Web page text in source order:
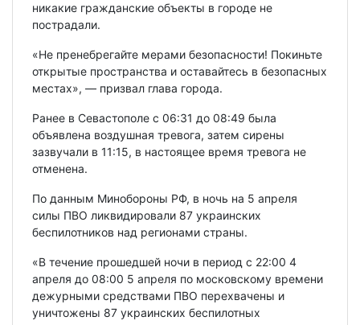
никакие гражданские объекты в городе не
пострадали.
«Не пренебрегайте мерами безопасности! Покиньте
открытые пространства и оставайтесь в безопасных
местах», — призвал глава города.
Ранее в Севастополе с 06:31 до 08:49 была
объявлена воздушная тревога, затем сирены
зазвучали в 11:15, в настоящее время тревога не
отменена.
По данным Минобороны РФ, в ночь на 5 апреля
силы ПВО ликвидировали 87 украинских
беспилотников над регионами страны.
«В течение прошедшей ночи в период с 22:00 4
апреля до 08:00 5 апреля по московскому времени
дежурными средствами ПВО перехвачены и
уничтожены 87 украинских беспилотных